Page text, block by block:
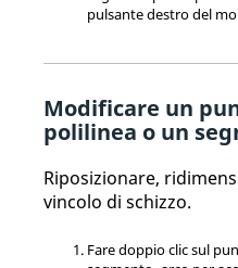
pulsante destro del
Modificare un
polilinea o un
Riposizionare,
vincolo di schizzo.
Fare doppio clic sul